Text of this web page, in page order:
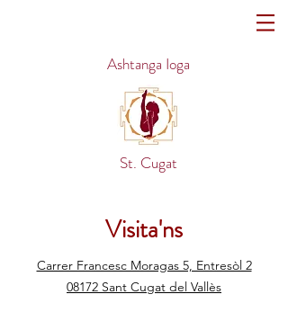
Ashtanga Ioga
St. Cugat
Visita'ns
Carrer Francesc Moragas 5, Entresòl 2
08172 Sant Cugat del Vallès